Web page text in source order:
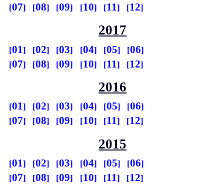
07
08 09 10 11 12
2017
01 02 03 04 05
06
07
08 09 10 11 12
2016
01 02 03 04 05
06
07
08 09 10 11 12
2015
01 02 03 04 05
06
07
08 09 10 11 12